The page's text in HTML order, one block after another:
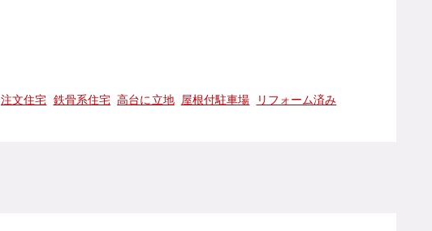
注文住宅 鉄骨系住宅 高台に立地 屋根付駐車場 リフォーム済み